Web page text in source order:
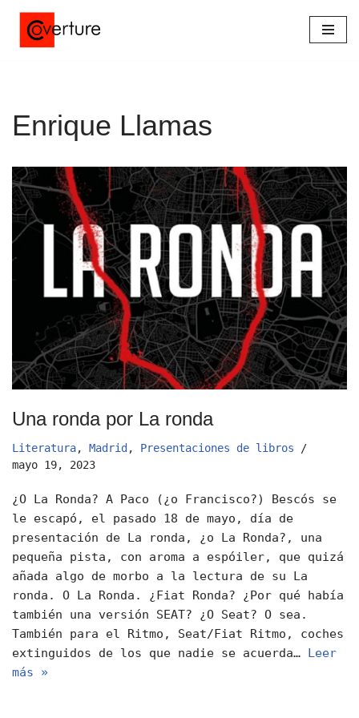
Saltar
Enrique Llamas
Una ronda por La ronda
Literatura, Madrid , Presentaciones de libros
mayo 19, 2023
¿O La Ronda? A Paco (¿o Francisco?) Bescós se
le escapó, el pasado 18 de mayo, día de
presentación de La ronda, ¿o La Ronda?, una
pequeña pista, con aroma a espóiler, que quizá
añada algo de morbo a la lectura de su La
ronda. O La Ronda. ¿Fiat Ronda? ¿Por qué había
también una versión SEAT? ¿O Seat? O sea.
También para el Ritmo, Seat/Fiat Ritmo, coches
extinguidos de los que nadie se acuerda…
Leer
más »